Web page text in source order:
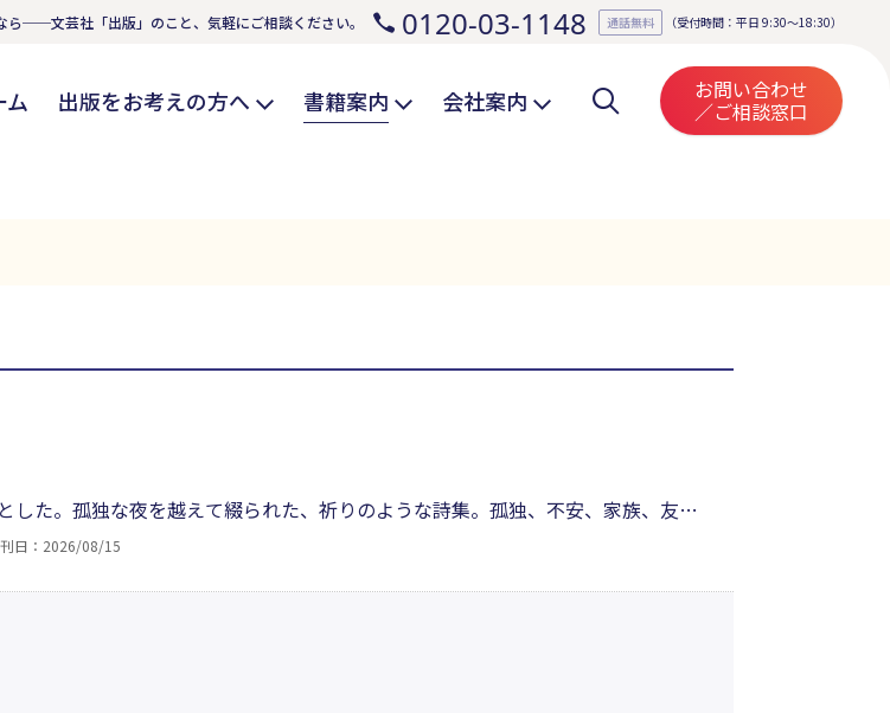
ら──文芸社「出版」のこと、気軽にご相談ください。 0120-03-1148 通話無料 （受付時間：平日 9:30～18:30）
ム 出版をお考えの方へ 書籍案内 会社案内 お問い合わせ
／ご相談窓口
した。孤独な夜を越えて綴られた、祈りのような詩集。孤独、不安、家族、友
いる喜び。揺れ続ける心を見つめながら、それでも誰かを愛し、ぬくもりを求
日：2026/08/15